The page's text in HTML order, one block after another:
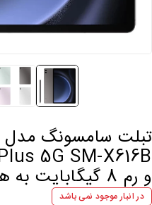
به همراه قلم – ویتنام
در انبار موجود نمی باشد